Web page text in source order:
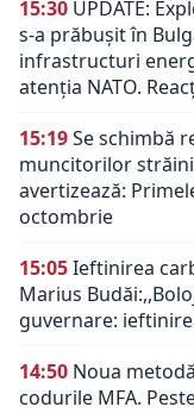
15:30 UPDATE:
s-a prăbușit în
infrastructuri
atenția NATO.
15:19Se schimbă
muncitorilor
avertizează:
octombrie
15:05Ieftinirea
Marius
guvernare:
14:50 Noua
codurile MFA.